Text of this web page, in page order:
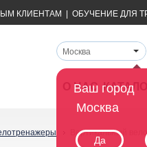
КЛИЕНТАМ ОБУЧЕНИЕ ДЛЯ
Ваш город
Москва
Да
Москва
О НАС
Вертикальный